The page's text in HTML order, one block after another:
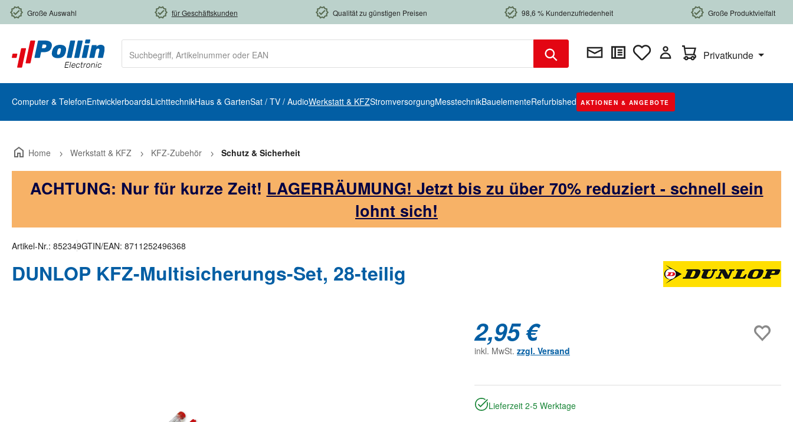
Hauptinhalt springen
Zur Suche springen
Zur Hauptnavigation springen
Große Auswahl für Geschäftskunden Qualität zu günstigen Preisen 98,6 % Kundenzufriedenheit Große Produktvielfalt
Warenkorb enthält 0
Privatkunde
Computer & TelefonEntwicklerboardsLichttechnikHaus & GartenSat / TV / AudioWerkstatt & KFZStromversorgungMesstechnikBauelementeRefurbished AKTIONEN & ANGEBOTE
Home Werkstatt & KFZ KFZ-Zubehör Schutz & Sicherheit
ACHTUNG: Nur für kurze Zeit! LAGERRÄUMUNG! Jetzt bis zu über 70% reduziert - schnell sein
lohnt sich!
Artikel-Nr.: 852349GTIN/EAN: 8711252496368
DUNLOP KFZ-Multisicherungs-Set, 28-teilig
2,95 €
inkl. MwSt. zzgl. Versand
Lieferzeit 2-5 Werktage